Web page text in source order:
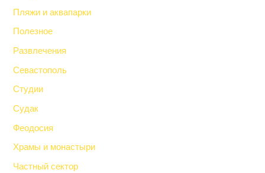
Пляжи и аквапарки
Полезное
Развлечения
Севастополь
Студии
Судак
Феодосия
Храмы и монастыри
Частный сектор